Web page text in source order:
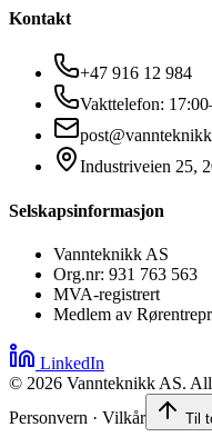
Kontakt
+47 916 12 984
Vakttelefon:
Industriveien 25,
Selskapsinformasjon
Vannteknikk AS
Org.nr: 931 763 563
MVA-registrert
Medlem av
LinkedIn
© 2026 Vannteknikk AS.
Personvern · Vilkår
Til